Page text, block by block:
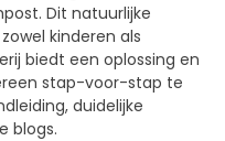
Dit natuurlijke
kinderen als
biedt een oplossing en
stap-voor-stap te
duidelijke
blogs.